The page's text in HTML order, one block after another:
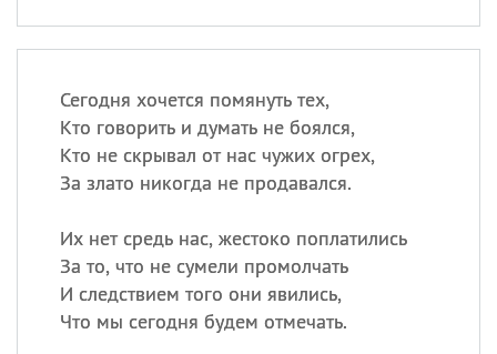
Сегодня хочется помянуть тех,
Кто говорить и думать не боялся,
Кто не скрывал от нас чужих огрех,
За злато никогда не продавался.
Их нет средь нас, жестоко поплатились
За то, что не сумели промолчать
И следствием того они явились,
Что мы сегодня будем отмечать.